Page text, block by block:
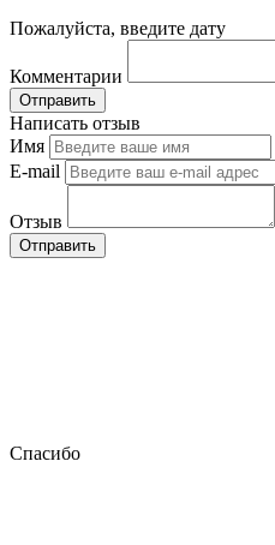
Пожалуйста, введите дату
Комментарии
Отправить
Написать отзыв
Имя
E-mail
Отзыв
Отправить
Спасибо